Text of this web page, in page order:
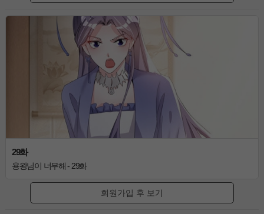
29화
용왕님이 너무해 - 29화
회원가입 후 보기